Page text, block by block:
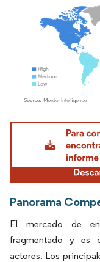
Imagen © Mordor
Panorama
El mercado de
fragmentado y es
actores. Los